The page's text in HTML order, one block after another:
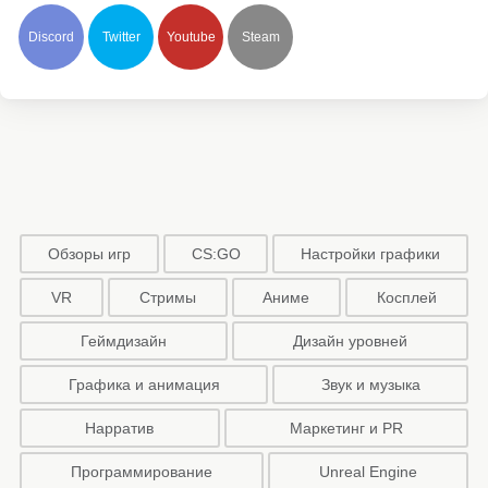
Discord Twitter Youtube Steam
Обзоры игр CS:GO Настройки графики
VR Стримы Аниме Косплей
Геймдизайн Дизайн уровней
Графика и анимация Звук и музыка
Нарратив Маркетинг и PR
Программирование Unreal Engine